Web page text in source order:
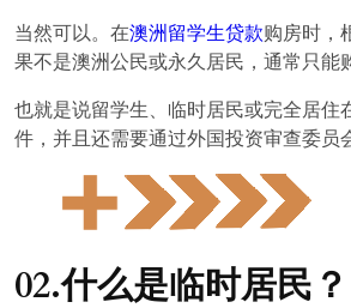
当然可以。在澳洲留学生贷款购房时，
果不是澳洲公民或永久居民，通常只能
也就是说留学生、临时居民或完全居
件，并且还需要通过外国投资审查委员
02.什么是临时居民？